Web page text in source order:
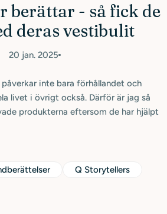
berättar - så fick de
deras vestibulit
20 jan. 2025
inte bara förhållandet och
livet i övrigt också. Därför är jag så
produkterna eftersom de har hjälpt
Q Storytellers